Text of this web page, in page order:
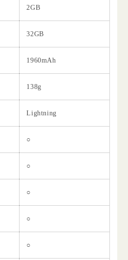
2GB
32GB
1960mAh
138g
Lightning
○
○
○
○
○